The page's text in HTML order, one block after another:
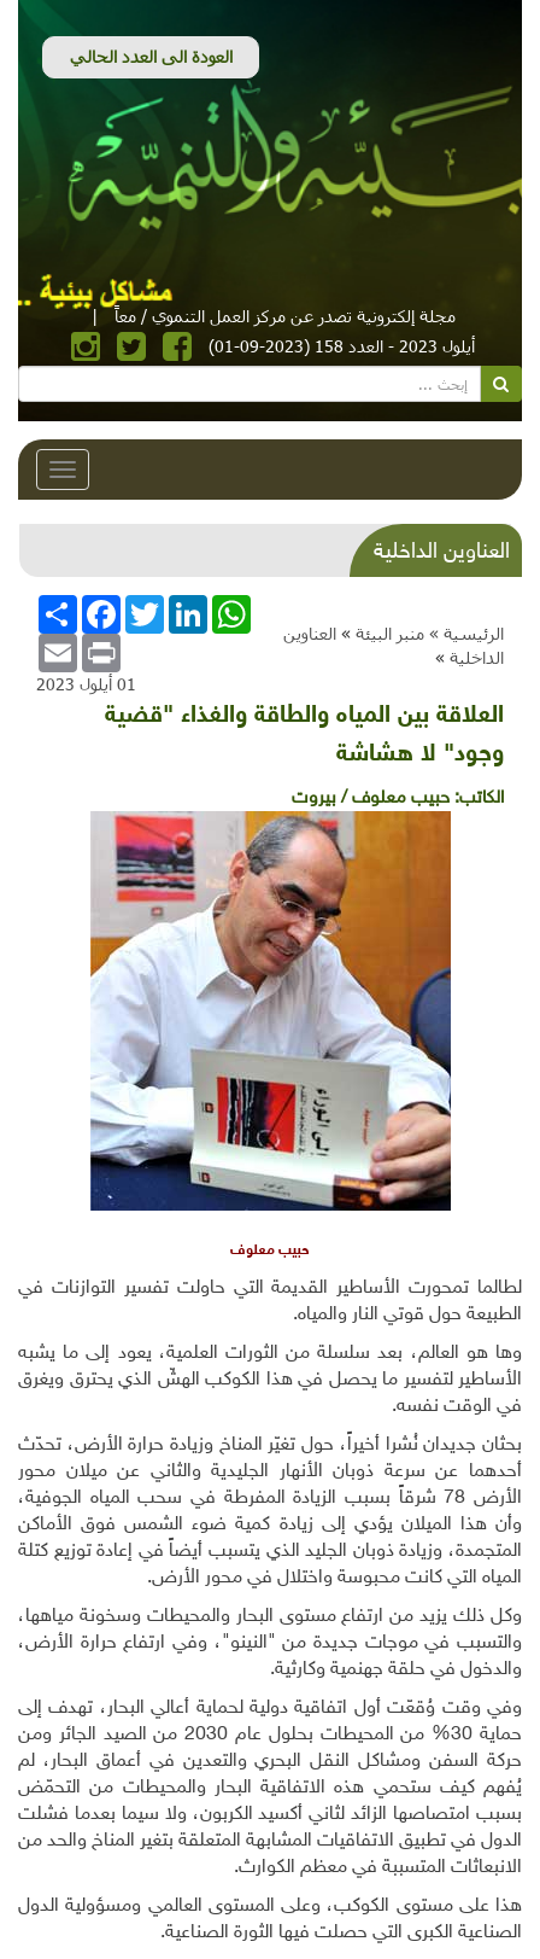
مجلة إلكترونية تصدر عن مركز العمل التنموي / معاً
|
أيلول 2023 - العدد 158 (2023-09-01)
Toggle
العناوين الداخليةشذرات بيئية وتنموية.. مزاد ومنصات وأولويات
وهندسة بناء وحَرّ
الرئيسية » منبر البيئة » العناوين
الداخلية »
انشر
FacebookTwitterLinkedInWhatsApp
Email Print
01 أيلول 2023
العلاقة بين المياه والطاقة والغذاء "قضية
وجود" لا هشاشة
الكاتب: حبيب معلوف / بيروت
حبيب معلوف
لطالما تمحورت الأساطير القديمة التي حاولت تفسير التوازنات في
الطبيعة حول قوتي النار والمياه.
وها هو العالم، بعد سلسلة من الثورات العلمية، يعود إلى ما يشبه
الأساطير لتفسير ما يحصل في هذا الكوكب الهشّ الذي يحترق ويغرق
في الوقت نفسه.
بحثان جديدان نُشرا أخيراً، حول تغيّر المناخ وزيادة حرارة الأرض، تحدّث
أحدهما عن سرعة ذوبان الأنهار الجليدية والثاني عن ميلان محور
الأرض 78 شرقاً بسبب الزيادة المفرطة في سحب المياه الجوفية،
وأن هذا الميلان يؤدي إلى زيادة كمية ضوء الشمس فوق الأماكن
المتجمدة، وزيادة ذوبان الجليد الذي يتسبب أيضاً في إعادة توزيع كتلة
المياه التي كانت محبوسة واختلال في محور الأرض.
وكل ذلك يزيد من ارتفاع مستوى البحار والمحيطات وسخونة مياهها،
والتسبب في موجات جديدة من "النينو"، وفي ارتفاع حرارة الأرض،
والدخول في حلقة جهنمية وكارثية.
وفي وقت وُقعّت أول اتفاقية دولية لحماية أعالي البحار، تهدف إلى
حماية 30% من المحيطات بحلول عام 2030 من الصيد الجائر ومن
حركة السفن ومشاكل النقل البحري والتعدين في أعماق البحار، لم
يُفهم كيف ستحمي هذه الاتفاقية البحار والمحيطات من التحمّض
بسبب امتصاصها الزائد لثاني أكسيد الكربون، ولا سيما بعدما فشلت
الدول في تطبيق الاتفاقيات المشابهة المتعلقة بتغير المناخ والحد من
الانبعاثات المتسببة في معظم الكوارث.
هذا على مستوى الكوكب، وعلى المستوى العالمي ومسؤولية الدول
الصناعية الكبرى التي حصلت فيها الثورة الصناعية.